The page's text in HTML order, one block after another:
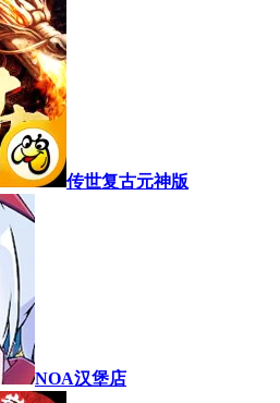
传世复古元神版
NOA汉堡店